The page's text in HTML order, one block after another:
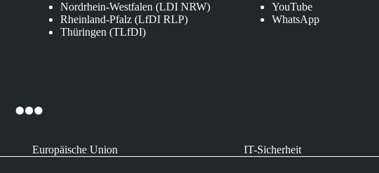
Nordrhein-Westfalen (LDI NRW)
Rheinland-Pfalz (LfDI RLP)
Thüringen (TLfDI)
YouTube
WhatsApp
Europäische Union IT-Sicherheit